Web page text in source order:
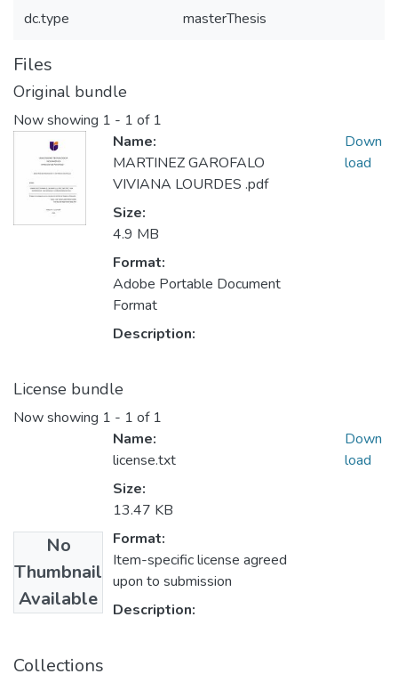
dc.type masterThesis
Files
Original bundle
Now showing 1 - 1 of 1
Name:
MARTINEZ GAROFALO
VIVIANA LOURDES .pdf
Size:
4.9 MB
Format:
Adobe Portable Document
Format
Description:
Down
load
License bundle
Now showing 1 - 1 of 1
No
Thumbnail
Available
Name:
license.txt
Size:
13.47 KB
Format:
Item-specific license agreed
upon to submission
Description:
Down
load
Collections